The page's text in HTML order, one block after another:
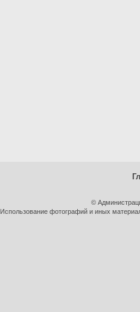
©
Использование фотографий и иных